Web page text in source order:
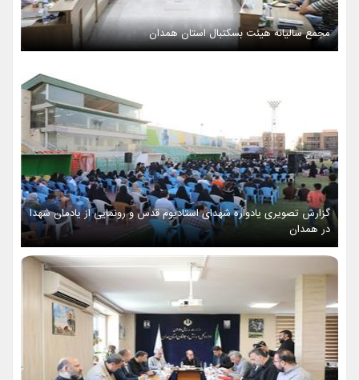
مجمع سالیانه هیئت بسکتبال استان همدان
گزارش تصویری یادواره شهدای استادیوم قدس و رونمایی از یادمان شهدا
در همدان